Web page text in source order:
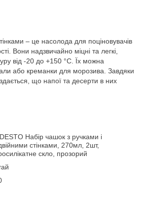
– це насолода для поціновувачів
Вони надзвичайно міцні та легкі,
від -20 до +150 °C. Їх можна
або креманки для морозива. Завдяки
здається, що напої та десерти в них
Набір чашок з ручками і
стінками, 270мл, 2шт,
скло, прозорий